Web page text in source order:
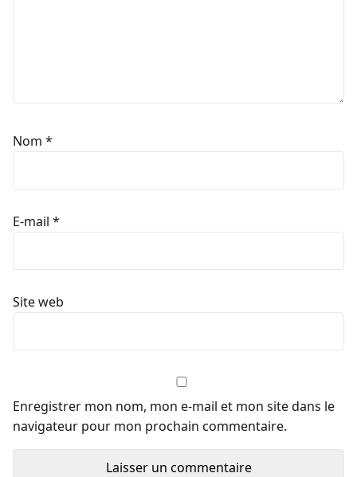
Nom *
E-mail *
Site web
Enregistrer mon nom, mon e-mail et mon site dans le
navigateur pour mon prochain commentaire.